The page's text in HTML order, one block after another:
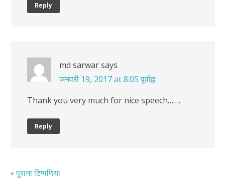
Reply
md sarwarsays
जनवरी 19, 2017 at 8:05 पूर्वाह्न
Thank you very much for nice speech…….
Reply
« पुराना टिप्पणिया